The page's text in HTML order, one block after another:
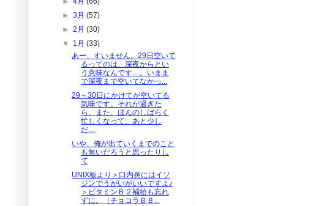
►3月(57)
►2月(30)
▼ 1月(33)
あー、すいません。29日空いて
るってのは、深夜からとい
う意味なんです…。いまま
で深夜まで空いてなかっ...
29～30日にかけてが空いてる
気味です。それが過ぎた
ら、また、ほんのしばらく
忙しくなって、あと少し
だ…
いや、俺が出ていくまでのこと
も無いだろうと思ったりし
て
UNIX板より＞口内炎にはイソ
ジンでうがいがいいですよ♪
＞ビタミンＢ２補給も忘れ
ずに。（チョコラＢＢ...